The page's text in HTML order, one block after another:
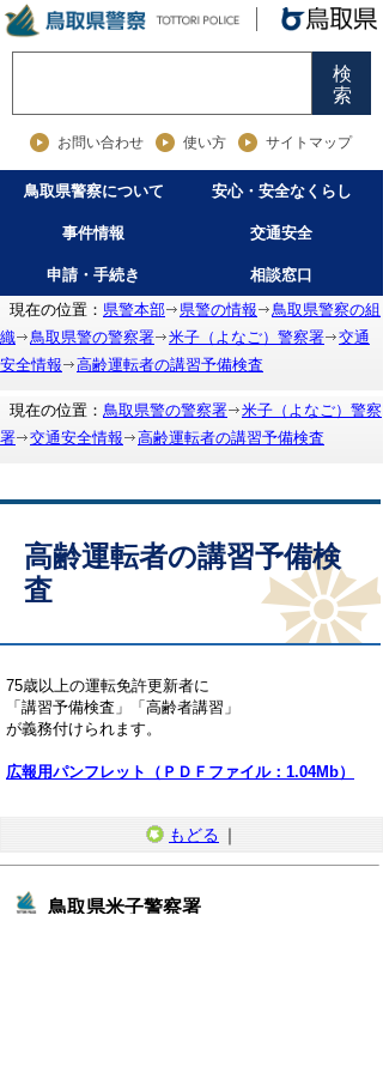
検
索
お問い合わせ 使い方 サイトマップ
鳥取県警察について 安心・安全なくらし
事件情報 交通安全
申請・手続き
相談窓口
現在の位置： 県警本部 県警の情報
鳥取県警察の組
織
鳥取県警の警察署 米子（よなご）警察署
交通
安全情報
高齢運転者の講習予備検査
現在の位置： 鳥取県警の警察署
米子（よなご）警察
署
交通安全情報 高齢運転者の講習予備検査
高齢運転者の講習予備検
査
75歳以上の運転免許更新者に
「講習予備検査」「高齢者講習」
が義務付けられます。
広報用パンフレット（ＰＤＦファイル：1.04Mb）
もどる ｜
鳥取県米子警察署